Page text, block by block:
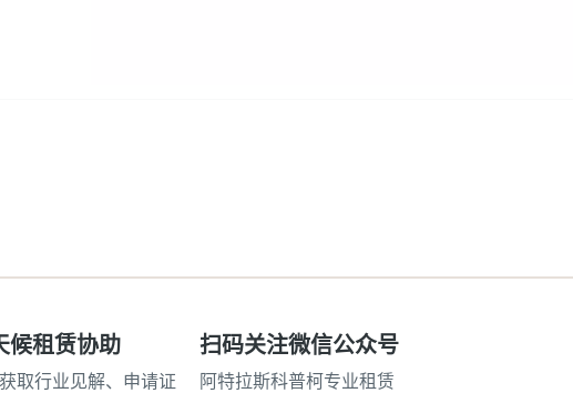
候租赁协助
取行业见解、申请证
扫码关注微信公众号
阿特拉斯科普柯专业租赁